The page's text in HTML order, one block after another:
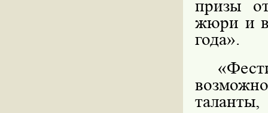
призы
жюри и в
года».